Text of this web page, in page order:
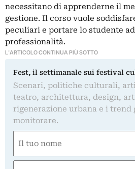
necessitano di apprenderne il
gestione. Il corso vuole
peculiari e portare lo studente
professionalità.
L'ARTICOLO CONTINUA PIÙ SOTTO
Fest, il settimanale sui festival
Scenari, politiche culturali,
teatro, architettura, design,
rigenerazione urbana e i trend
monitorare.
(Required)
First